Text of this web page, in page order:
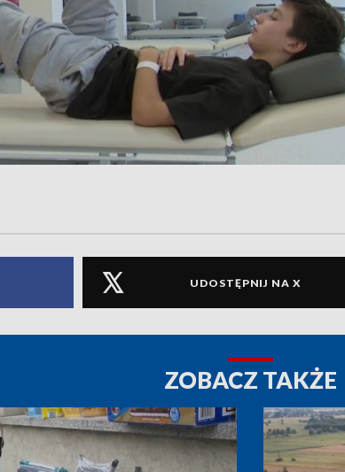
UDOSTĘPNIJ NA X
ZOBACZ TAKŻE